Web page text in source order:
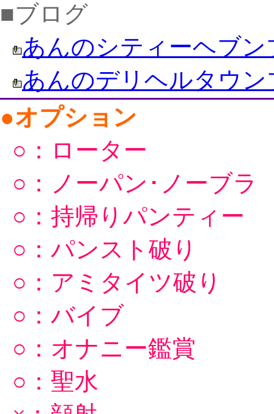
■ブログ
あんのシティーヘブン
あんのデリヘルタウン
●オプション
○：ローター
○：ノーパン･ノーブラ
○：持帰りパンティー
○：パンスト破り
○：アミタイツ破り
○：バイブ
○：オナニー鑑賞
○：聖水